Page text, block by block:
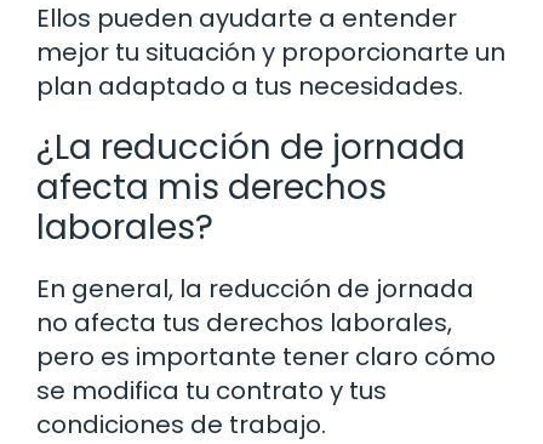
Ellos pueden ayudarte a entender
mejor tu situación y proporcionarte un
plan adaptado a tus necesidades.
¿La reducción de jornada
afecta mis derechos
laborales?
En general, la reducción de jornada
no afecta tus derechos laborales,
pero es importante tener claro cómo
se modifica tu contrato y tus
condiciones de trabajo.